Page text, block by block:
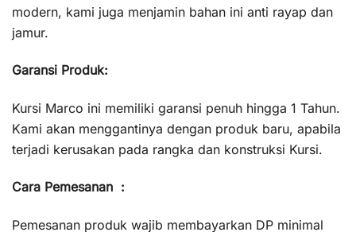
modern, kami juga menjamin bahan ini anti rayap dan
jamur.
Garansi Produk:
Kursi Marco ini memiliki garansi penuh hingga 1 Tahun.
Kami akan menggantinya dengan produk baru, apabila
terjadi kerusakan pada rangka dan konstruksi Kursi.
Cara Pemesanan :
Pemesanan produk wajib membayarkan DP minimal